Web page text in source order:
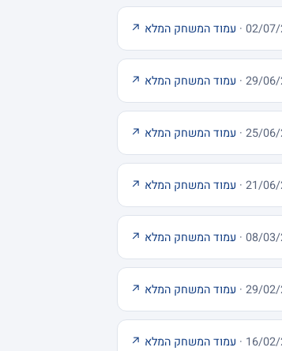
02/07/ עמוד המשחק המלא ↗
29/06/ עמוד המשחק המלא ↗
25/06/ עמוד המשחק המלא ↗
21/06/ עמוד המשחק המלא ↗
08/03/ עמוד המשחק המלא ↗
29/02/ עמוד המשחק המלא ↗
16/02/ עמוד המשחק המלא ↗